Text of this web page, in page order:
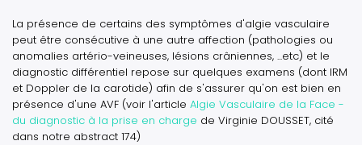
La présence de certains des symptômes d'algie vasculaire
peut être consécutive à une autre affection (pathologies ou
anomalies artério-veineuses, lésions crâniennes, ...etc) et le
diagnostic différentiel repose sur quelques examens (dont IRM
et Doppler de la carotide) afin de s'assurer qu'on est bien en
présence d'une AVF (voir l'article Algie Vasculaire de la Face -
du diagnostic à la prise en charge de Virginie DOUSSET, cité
dans notre abstract 174)